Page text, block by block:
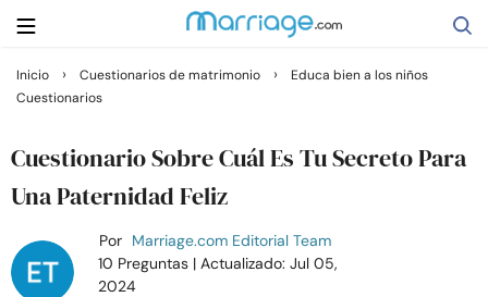
Buscar
Casarse
Relaciones
Inicio › Cuestionarios de matrimonio ›
Educa bien a los niños
Cuestionarios
Cuestionario Sobre Cuál Es Tu Secreto Para
Una Paternidad Feliz
Por Marriage.com Editorial Team
10 Preguntas | Actualizado: Jul 05,
2024